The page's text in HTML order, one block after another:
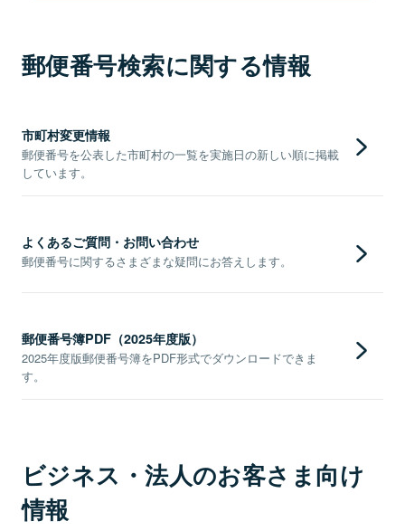
郵便番号検索に関する情報
市町村変更情報
郵便番号を公表した市町村の一覧を実施日の新しい順に掲載
しています。
よくあるご質問・お問い合わせ
郵便番号に関するさまざまな疑問にお答えします。
郵便番号簿PDF（2025年度版）
2025年度版郵便番号簿をPDF形式でダウンロードできま
す。
ビジネス・法人のお客さま向け
情報